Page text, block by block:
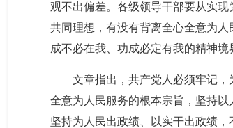
观不出偏差。各级领导干部要从实
共同理想，有没有背离全心全意为
成不必在我、功成必定有我的精神境
文章指出，共产党人必须牢记
全意为人民服务的根本宗旨，坚持
坚持为人民出政绩、以实干出政绩，